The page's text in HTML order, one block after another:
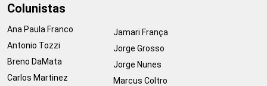
Colunistas
Ana Paula Franco
Antonio Tozzi
Breno DaMata
Carlos Martinez
Jamari França
Jorge Grosso
Jorge Nunes
Marcus Coltro